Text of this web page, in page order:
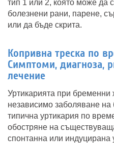
тип 1 или 2, която може да
болезнени рани, парене,
или да бъде скрита.
Копривна треска по
Симптоми, диагноза,
лечение
Уртикарията при бременни
независимо заболяване
типична уртикария по
обостряне на
спонтанна или индуцирана